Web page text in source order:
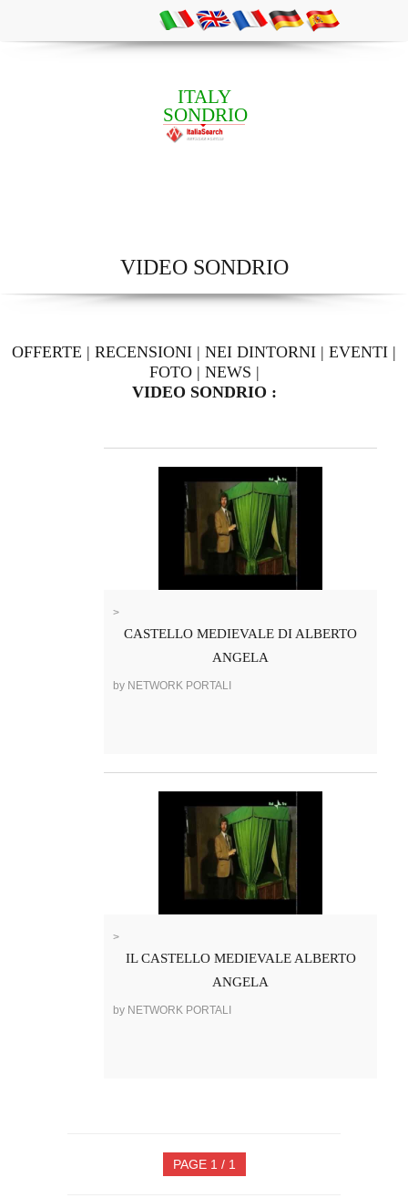
ITALY
SONDRIO
VIDEO SONDRIO
OFFERTE | RECENSIONI | NEI DINTORNI | EVENTI |
FOTO| NEWS |
VIDEO SONDRIO :
>
CASTELLO MEDIEVALE DI ALBERTO
ANGELA
by NETWORK PORTALI
>
IL CASTELLO MEDIEVALE ALBERTO
ANGELA
by NETWORK PORTALI
PAGE 1 / 1